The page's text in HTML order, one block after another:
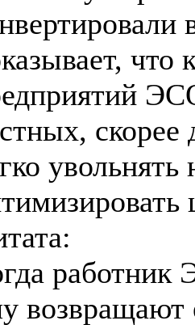
что
скорее
работник
возвращают